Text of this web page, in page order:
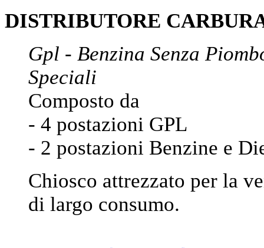
DISTRIBUTORE
Gpl - Benzina Senza
Speciali
Composto da
- 4 postazioni GPL
- 2 postazioni Benzine e
Chiosco attrezzato per la
di largo consumo.